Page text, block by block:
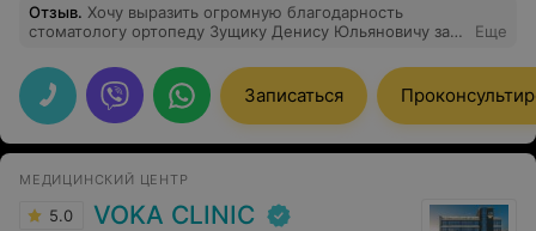
Отзыв. Хочу выразить огромную благодарность
стоматологу ортопеду Зущику Денису Юльяновичу за
пациентам пациентам и за качественно проделанную
работу. Спасибо большое. Всем рекомендую.
Еще
Записаться
МЕДИЦИНСКИЙ ЦЕНТР
5.0 VOKA CLINIC